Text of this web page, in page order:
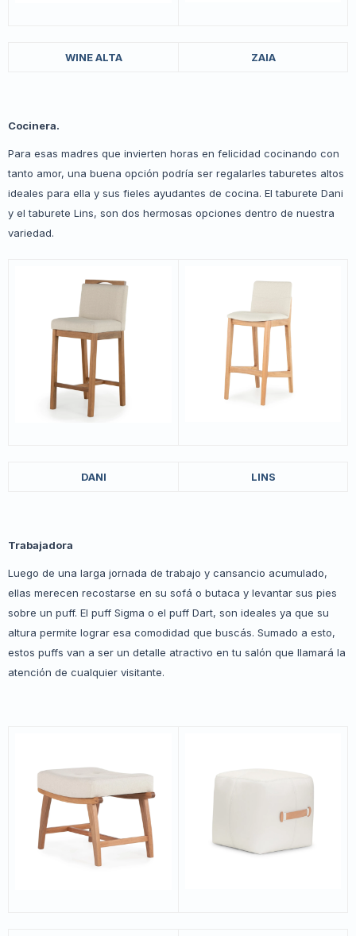
WINE ALTA ZAIA
Cocinera.
Para esas madres que invierten horas en felicidad cocinando con
tanto amor, una buena opción podría ser regalarles taburetes altos
ideales para ella y sus fieles ayudantes de cocina. El taburete Dani
y el taburete Lins, son dos hermosas opciones dentro de nuestra
variedad.
DANI LINS
Trabajadora
Luego de una larga jornada de trabajo y cansancio acumulado,
ellas merecen recostarse en su sofá o butaca y levantar sus pies
sobre un puff. El puff Sigma o el puff Dart, son ideales ya que su
altura permite lograr esa comodidad que buscás. Sumado a esto,
estos puffs van a ser un detalle atractivo en tu salón que llamará la
atención de cualquier visitante.